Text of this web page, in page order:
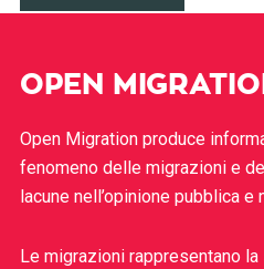
OPEN
Open Migration produce
fenomeno delle migrazioni e
lacune nell’opinione pubblica e
Le migrazioni rappresentano